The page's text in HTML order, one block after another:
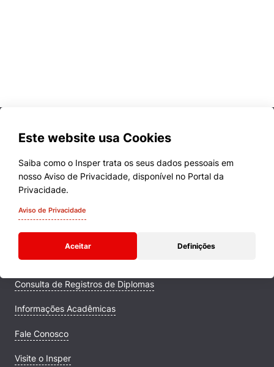
Este website usa Cookies
Saiba como o Insper trata os seus dados pessoais em
nosso Aviso de Privacidade, disponível no Portal da
Privacidade.
Aviso de Privacidade
Aceitar Definições
Cursos
Quem Somos
Comunidade Transforme
Campus
Consulta de Registros de Diplomas
Informações Acadêmicas
Fale Conosco
Visite o Insper